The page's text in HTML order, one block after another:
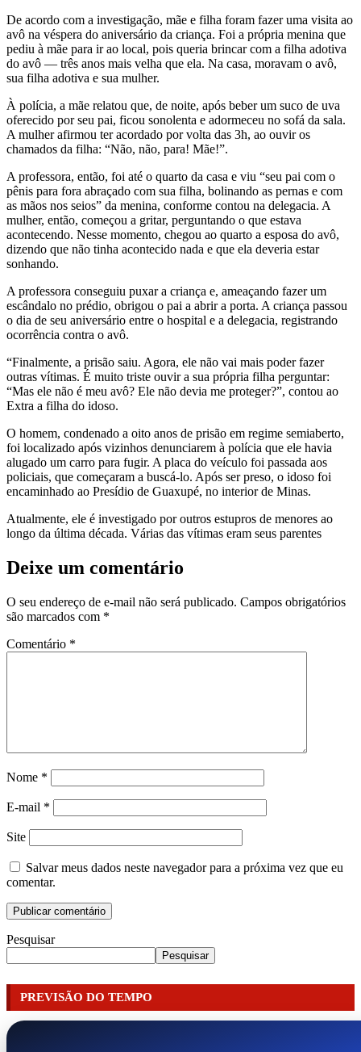
De acordo com a investigação, mãe e filha foram fazer uma visita ao
avô na véspera do aniversário da criança. Foi a própria menina que
pediu à mãe para ir ao local, pois queria brincar com a filha adotiva
do avô — três anos mais velha que ela. Na casa, moravam o avô,
sua filha adotiva e sua mulher.
À polícia, a mãe relatou que, de noite, após beber um suco de uva
oferecido por seu pai, ficou sonolenta e adormeceu no sofá da sala.
A mulher afirmou ter acordado por volta das 3h, ao ouvir os
chamados da filha: “Não, não, para! Mãe!”.
A professora, então, foi até o quarto da casa e viu “seu pai com o
pênis para fora abraçado com sua filha, bolinando as pernas e com
as mãos nos seios” da menina, conforme contou na delegacia. A
mulher, então, começou a gritar, perguntando o que estava
acontecendo. Nesse momento, chegou ao quarto a esposa do avô,
dizendo que não tinha acontecido nada e que ela deveria estar
sonhando.
A professora conseguiu puxar a criança e, ameaçando fazer um
escândalo no prédio, obrigou o pai a abrir a porta. A criança passou
o dia de seu aniversário entre o hospital e a delegacia, registrando
ocorrência contra o avô.
“Finalmente, a prisão saiu. Agora, ele não vai mais poder fazer
outras vítimas. É muito triste ouvir a sua própria filha perguntar:
“Mas ele não é meu avô? Ele não devia me proteger?”, contou ao
Extra a filha do idoso.
O homem, condenado a oito anos de prisão em regime semiaberto,
foi localizado após vizinhos denunciarem à polícia que ele havia
alugado um carro para fugir. A placa do veículo foi passada aos
policiais, que começaram a buscá-lo. Após ser preso, o idoso foi
encaminhado ao Presídio de Guaxupé, no interior de Minas.
Atualmente, ele é investigado por outros estupros de menores ao
longo da última década. Várias das vítimas eram seus parentes
Deixe um comentário
O seu endereço de e-mail não será publicado. Campos obrigatórios
são marcados com *
Comentário *
Nome *
E-mail *
Site
Salvar meus dados neste navegador para a próxima vez que eu
comentar.
Pesquisar
Pesquisar
PREVISÃO DO TEMPO